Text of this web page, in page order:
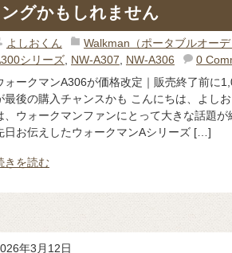
ングかもしれません
よしおくん Walkman（ポータブルオーデ
シリーズ, NW-A307, NW-A306
0
ォークマンA306が価格改定｜販売終了前に
最後の購入チャンスかも こんにちは、よし
、ウォークマンファンにとって大きな話題が
日お伝えしたウォークマンAシリーズ […]
きを読む
年3月12日